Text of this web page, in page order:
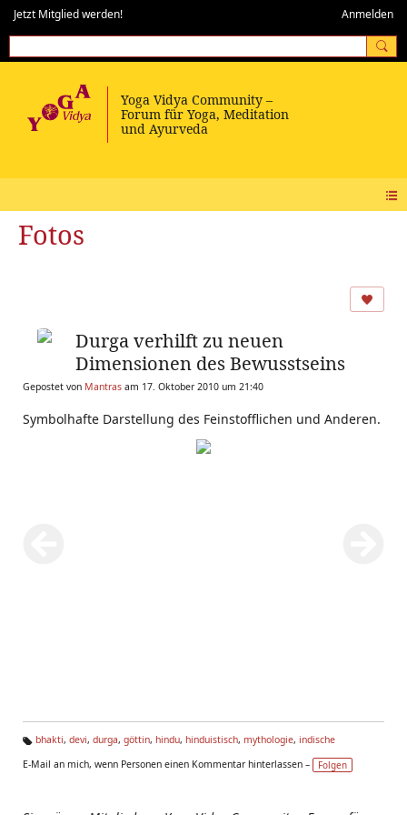
Jetzt Mitglied werden! Anmelden
Fotos
Durga verhilft zu neuen
Dimensionen des Bewusstseins
Gepostet von Mantras am 17. Oktober 2010 um 21:40
Symbolhafte Darstellung des Feinstofflichen und Anderen.
g
bhakti, devi, durga, göttin, hindu, hinduistisch, mythologie, indische
E-Mail an mich, wenn Personen einen Kommentar hinterlassen –
Folgen